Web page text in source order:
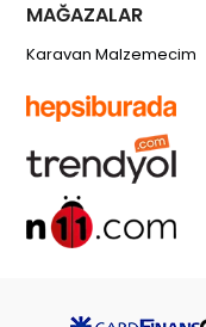
MAĞAZALAR
Karavan Malzemecim